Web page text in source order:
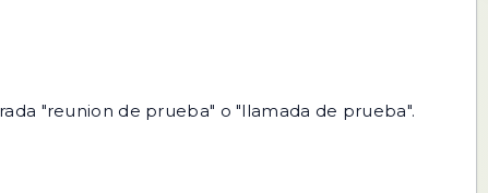
"reunion de prueba" o "llamada de prueba".